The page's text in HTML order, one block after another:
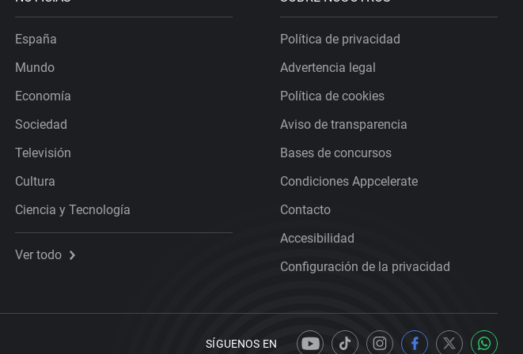
España
Mundo
Economía
Sociedad
Televisión
Cultura
Ciencia y Tecnología
Ver todo
Política de privacidad
Advertencia legal
Política de cookies
Aviso de transparencia
Bases de concursos
Condiciones Appcelerate
Contacto
Accesibilidad
Configuración de la privacidad
SÍGUENOS EN